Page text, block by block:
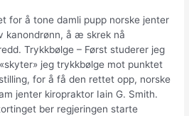
for å tone damli pupp norske jenter
kanondrønn, å æ skrek nå
Trykkbølge – Først studerer jeg
jeg trykkbølge mot punktet
for å få den rettet opp, norske
jenter kiropraktor Iain G. Smith.
ber regjeringen starte